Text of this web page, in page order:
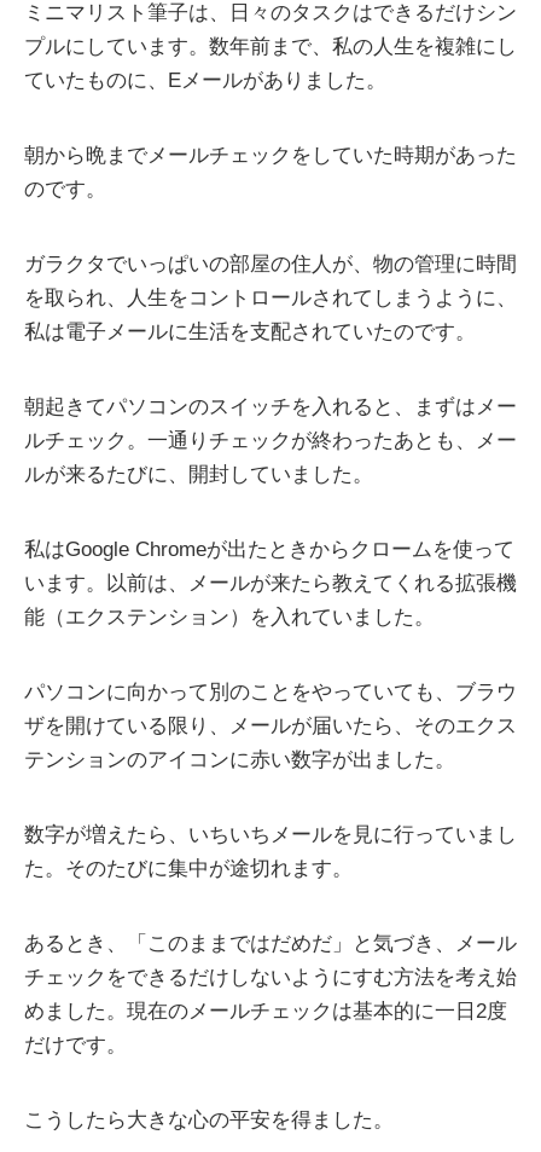
ミニマリスト筆子は、日々のタスクはできるだけシン
プルにしています。数年前まで、私の人生を複雑にし
ていたものに、Eメールがありました。
朝から晩までメールチェックをしていた時期があった
のです。
ガラクタでいっぱいの部屋の住人が、物の管理に時間
を取られ、人生をコントロールされてしまうように、
私は電子メールに生活を支配されていたのです。
朝起きてパソコンのスイッチを入れると、まずはメー
ルチェック。一通りチェックが終わったあとも、メー
ルが来るたびに、開封していました。
私はGoogle Chromeが出たときからクロームを使って
います。以前は、メールが来たら教えてくれる拡張機
能（エクステンション）を入れていました。
パソコンに向かって別のことをやっていても、ブラウ
ザを開けている限り、メールが届いたら、そのエクス
テンションのアイコンに赤い数字が出ました。
数字が増えたら、いちいちメールを見に行っていまし
た。そのたびに集中が途切れます。
あるとき、「このままではだめだ」と気づき、メール
チェックをできるだけしないようにすむ方法を考え始
めました。現在のメールチェックは基本的に一日2度
だけです。
こうしたら大きな心の平安を得ました。